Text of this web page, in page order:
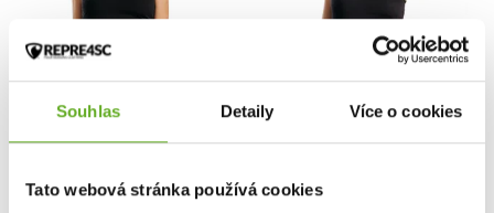
Souhlas Detaily Více o cookies
Tato webová stránka používá cookies